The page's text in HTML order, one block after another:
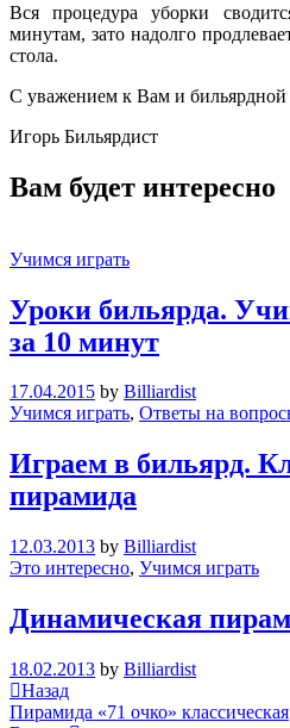
Вся процедура уборки
минутам, зато надолго
стола.
С уважением к Вам и бильярдной
Игорь Бильярдист
Вам будет интересно
Учимся играть
Уроки бильярда.
за 10 минут
17.04.2015 by Billiardist
Учимся играть, Ответы на
Играем в бильярд.
пирамида
12.03.2013 by Billiardist
Это интересно, Учимся играть
Динамическая
18.02.2013 by Billiardist
Навигация
Previous
Post
Назад
Пирамида «71 очко» классическая